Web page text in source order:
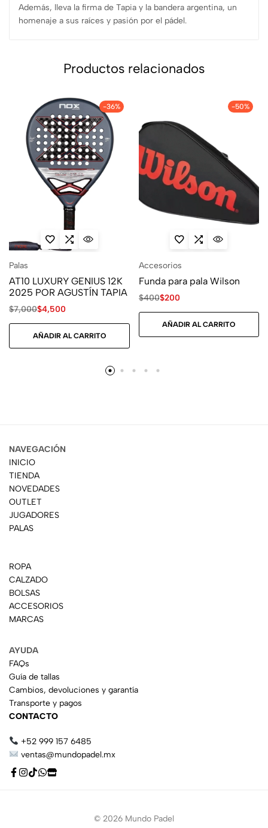
Además, lleva la firma de Tapia y la bandera argentina, un
homenaje a sus raíces y pasión por el pádel.
Productos relacionados
-36%
Palas
AT10 LUXURY GENIUS 12K
2025 POR AGUSTÍN TAPIA
$7,000$4,500
AÑADIR AL CARRITO
-50%
Accesorios
Funda para pala Wilson
$400$200
AÑADIR AL CARRITO
NAVEGACIÓN
INICIO
TIENDA
NOVEDADES
OUTLET
JUGADORES
PALAS
ROPA
CALZADO
BOLSAS
ACCESORIOS
MARCAS
AYUDA
FAQs
Guía de tallas
Cambios, devoluciones y garantía
Transporte y pagos
CONTACTO
+52 999 157 6485
ventas@mundopadel.mx
© 2026 Mundo Padel